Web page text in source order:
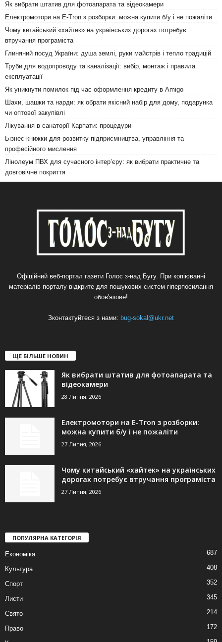
Як вибрати штатив для фотоапарата та відеокамери
Електромотори на E-Tron з розборки: можна купити б/у і не пожаліти
Чому китайський «хайтек» на українських дорогах потребує
втручання програміста
Глиняний посуд України: душа землі, руки майстрів і тепло традицій
Труби для водопроводу та каналізації: вибір, монтаж і правила
експлуатації
Як уникнути помилок під час оформлення кредиту в Amigo
Шахи, шашки та нарди: як обрати якісний набір для дому, подарунка
чи оптової закупівлі
Лікування в санаторії Карпати: процедури
Бізнес-книжки для розвитку підприємництва, управління та
професійного мислення
Лінолеум ПВХ для сучасного інтер’єру: як вибрати практичне та
довговічне покриття
Офіційний веб-портал газети Голос з-над Бугу. При копіюванні
матеріалів порталу відкрите для пошукових систем гіперпосилання
обов'язове!
Зконтактуйтеся з нами: bug-sokal@ukr.net
ЩЕ БІЛЬШЕ НОВИН
Як вибрати штатив для фотоапарата та
відеокамери
28 Липня, 2026
Електромотори на E-Tron з розборки:
можна купити б/у і не пожаліти
27 Липня, 2026
Чому китайський «хайтек» на українських
дорогах потребує втручання програміста
27 Липня, 2026
ПОПУЛЯРНА КАТЕГОРІЯ
Економіка 687
Культура 408
Спорт 352
Листи 345
Свято 214
Право 172